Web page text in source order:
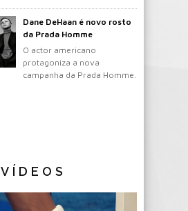
mochila.
Dane DeHaan é novo rosto
da Prada Homme
O actor americano
protagoniza a nova
campanha da Prada Homme.
VÍDEOS